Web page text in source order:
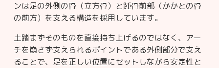
ンは足の外側の骨（立方骨）と踵骨前部（かかとの骨
の前方）を支える構造を採用しています。
土踏まずそのものを直接持ち上げるのではなく、アー
チを崩さず支えられるポイントである外側部分で支え
ることで、足を正しい位置にセットしながら安定性と